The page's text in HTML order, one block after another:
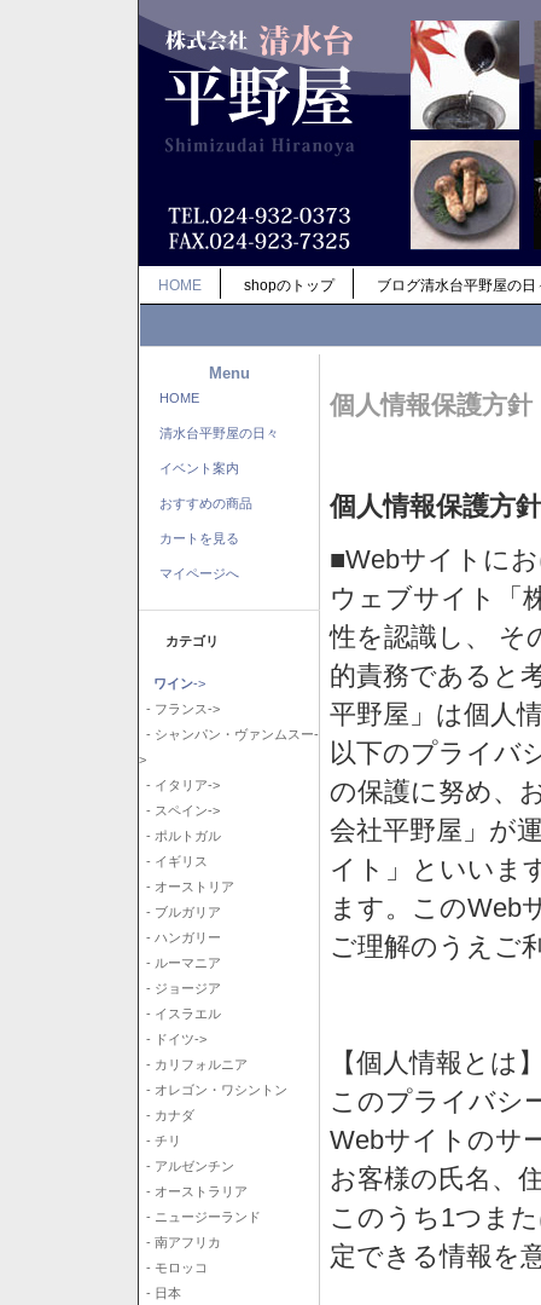
HOME shopのトップ ブログ清水台平野屋の日
Menu
HOME
清水台平野屋の日々
イベント案内
おすすめの商品
カートを見る
マイページへ
カテゴリ
ワイン->
- フランス->
- シャンパン・ヴァンムスー-
>
- イタリア->
- スペイン->
- ポルトガル
- イギリス
- オーストリア
- ブルガリア
- ハンガリー
- ルーマニア
- ジョージア
- イスラエル
- ドイツ->
- カリフォルニア
- オレゴン・ワシントン
- カナダ
- チリ
- アルゼンチン
- オーストラリア
- ニュージーランド
- 南アフリカ
- モロッコ
- 日本
個人情報保護方針
個人情報保護方針
■Webサイトに
ウェブサイト「
性を認識し、 そ
的責務であると
平野屋」は個人
以下のプライバ
の保護に努め、
会社平野屋」が
イト」といいま
ます。このWeb
ご理解のうえご
【個人情報とは
このプライバシ
Webサイトのサ
お客様の氏名、
このうち1つま
定できる情報を